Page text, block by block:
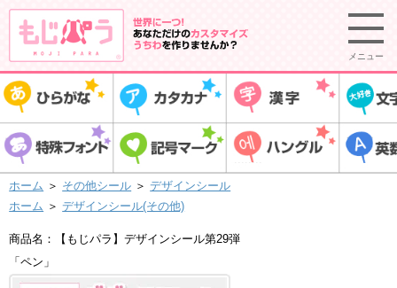
メニュー
ホーム ＞ その他シール ＞ デザインシール
ホーム ＞ デザインシール(その他)
商品名：【もじパラ】デザインシール第29弾
「ペン」